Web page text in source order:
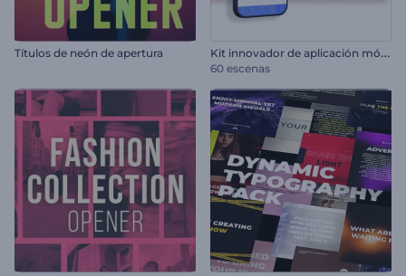
Títulos de neón de apertura K
it innovador de aplicación móvil
60 escenas